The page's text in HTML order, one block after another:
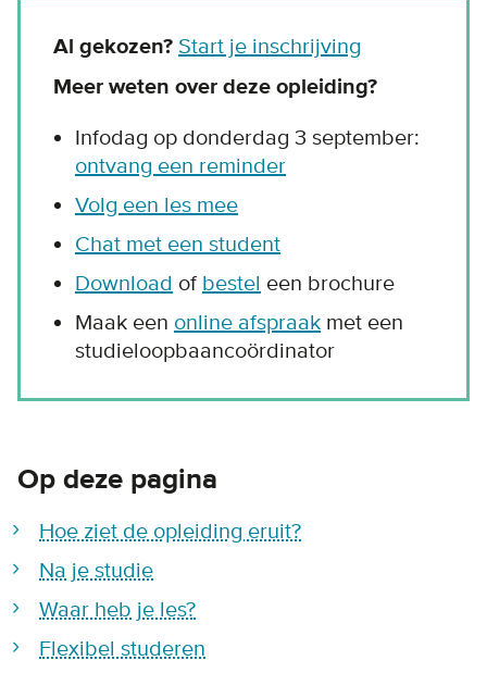
Al gekozen? Start je inschrijving
Meer weten over deze opleiding?
Infodag op donderdag 3 september:
ontvang een reminder
Volg een les mee
Chat met een student
Download of bestel een brochure
Maak een online afspraak met een
studieloopbaancoördinator
Op deze pagina
Hoe ziet de opleiding eruit?
Na je studie
Waar heb je les?
Flexibel studeren